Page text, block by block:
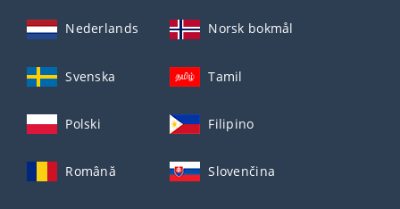
Nederlands Norsk bokmål
Svenska Tamil
Polski Filipino
Română Slovenčina